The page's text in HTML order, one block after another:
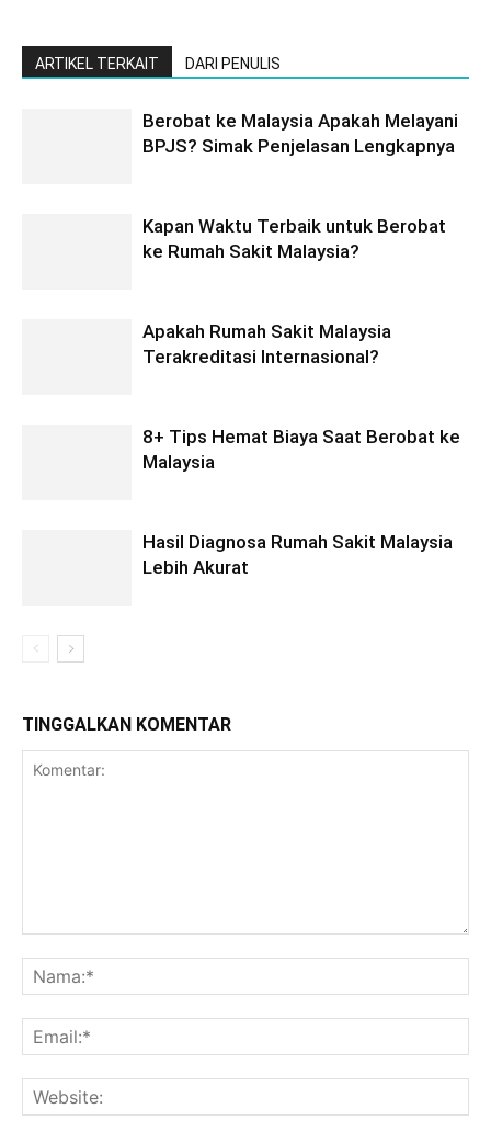
ARTIKEL TERKAIT DARI PENULIS
Berobat ke Malaysia Apakah Melayani
BPJS? Simak Penjelasan Lengkapnya
Kapan Waktu Terbaik untuk Berobat
ke Rumah Sakit Malaysia?
Apakah Rumah Sakit Malaysia
Terakreditasi Internasional?
8+ Tips Hemat Biaya Saat Berobat ke
Malaysia
Hasil Diagnosa Rumah Sakit Malaysia
Lebih Akurat
TINGGALKAN KOMENTAR